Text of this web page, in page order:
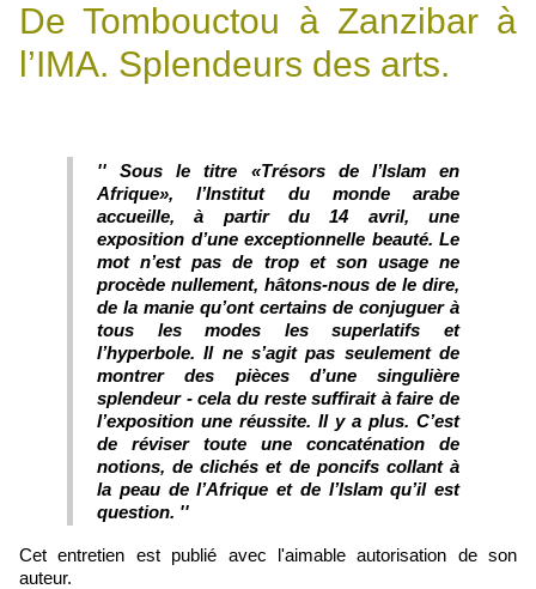
De Tombouctou à Zanzibar à
l’IMA. Splendeurs des arts.
'' Sous le titre «Trésors de l’Islam en
Afrique», l’Institut du monde arabe
accueille, à partir du 14 avril, une
exposition d’une exceptionnelle beauté. Le
mot n’est pas de trop et son usage ne
procède nullement, hâtons-nous de le dire,
de la manie qu’ont certains de conjuguer à
tous les modes les superlatifs et
l’hyperbole. Il ne s’agit pas seulement de
montrer des pièces d’une singulière
splendeur - cela du reste suffirait à faire de
l’exposition une réussite. Il y a plus. C’est
de réviser toute une concaténation de
notions, de clichés et de poncifs collant à
la peau de l’Afrique et de l’Islam qu’il est
question. ''
Cet entretien est publié avec l'aimable autorisation de son
auteur.